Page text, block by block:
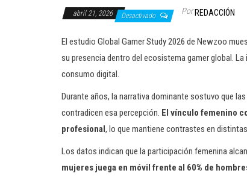
abril 21, 2026 Desactivado Por REDACCIÓN
El estudio Global Gamer Study 2026 de Newzoo
su presencia dentro del ecosistema gamer global.
consumo digital.
Durante años, la narrativa dominante sostuvo que
contradicen esa percepción. El vínculo femenino
profesional, lo que mantiene contrastes en
Los datos indican que la participación femenina
mujeres juega en móvil frente al 60% de